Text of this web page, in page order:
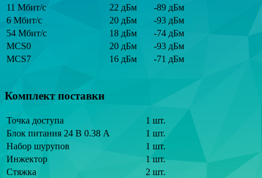
11 Мбит/с
22 дБм
-89 дБм
6 Мбит/с
20 дБм
-93 дБм
54 Мбит/с
18 дБм
-74 дБм
MCS0
20 дБм
-93 дБм
MCS7
16 дБм -71 дБм
Комплект поставки
Точка доступа
1 шт.
Блок питания 24 В 0.38 А
1 шт.
Набор шурупов
1 шт.
Инжектор
1 шт.
Стяжка
2 шт.